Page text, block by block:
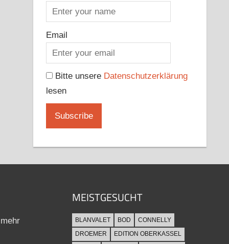
Email
Bitte unsere Datenschutzerklärung
lesen
MEISTGESUCHT
BLANVALET BOD
CONNELLY
DROEMER
EDITION OBERKASSEL